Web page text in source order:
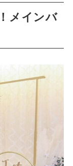
メインバ